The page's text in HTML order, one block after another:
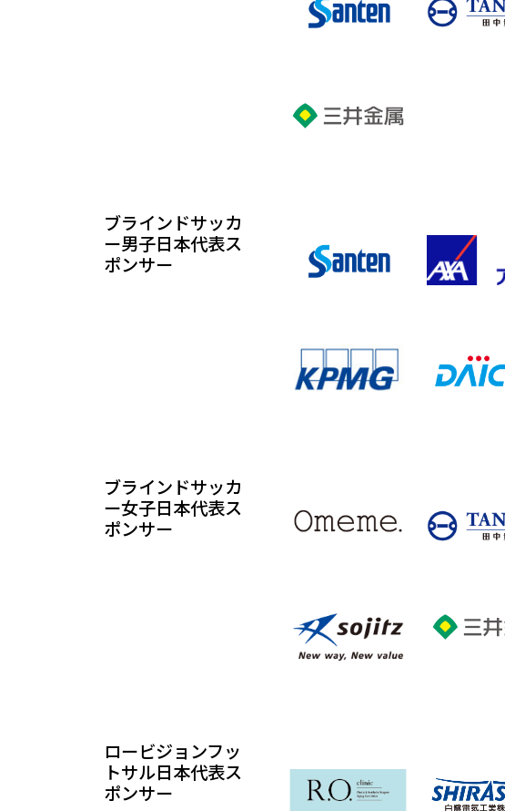
ブラインドサッカ
ー男子日本代表ス
ポンサー
ブラインドサッカ
ー女子日本代表ス
ポンサー
ロービジョンフッ
トサル日本代表ス
ポンサー